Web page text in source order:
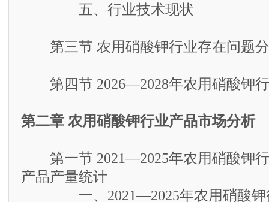
五、行业技术现状
第三节 农用硝酸钾行业存在问题
第四节 2026—2028年农用硝酸钾行
第二章 农用硝酸钾行业产品市场分析
第一节 2021—2025年农用硝酸钾行
产品产量统计
一、2021—2025年农用硝酸钾行